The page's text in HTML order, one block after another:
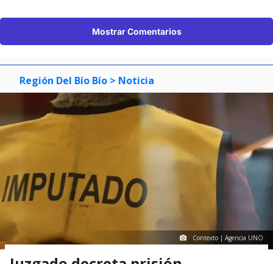
Mostrar Comentarios
Región Del Bío Bío > Noticia
Contexto | Agencia UNO